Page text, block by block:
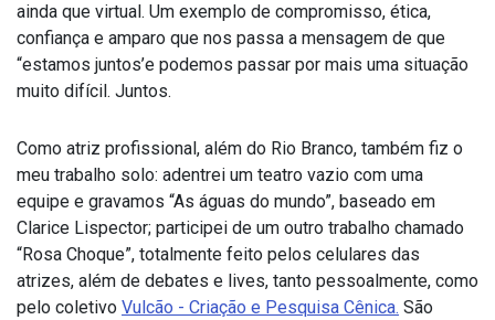
ainda que virtual. Um exemplo de compromisso, ética,
confiança e amparo que nos passa a mensagem de que
“estamos juntos’e podemos passar por mais uma situação
muito difícil. Juntos.
Como atriz profissional, além do Rio Branco, também fiz o
meu trabalho solo: adentrei um teatro vazio com uma
equipe e gravamos “As águas do mundo”, baseado em
Clarice Lispector; participei de um outro trabalho chamado
“Rosa Choque”, totalmente feito pelos celulares das
atrizes, além de debates e lives, tanto pessoalmente, como
pelo coletivo Vulcão - Criação e Pesquisa Cênica. São